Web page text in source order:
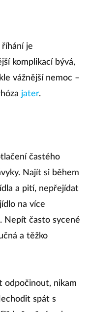
je
komplikací bývá,
vážnější nemoc –
jater.
častého
Najít si během
a pití, nepřejídat
na více
Nepít často sycené
a těžko
odpočinout, nikam
spát s